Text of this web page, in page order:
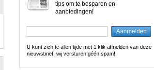
tips om te besparen en
aanbiedingen!
U kunt zich te allen tijde met 1 klik afmelden van deze
nieuwsbrief, wij versturen géén spam!